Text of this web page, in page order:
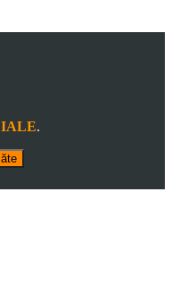
.